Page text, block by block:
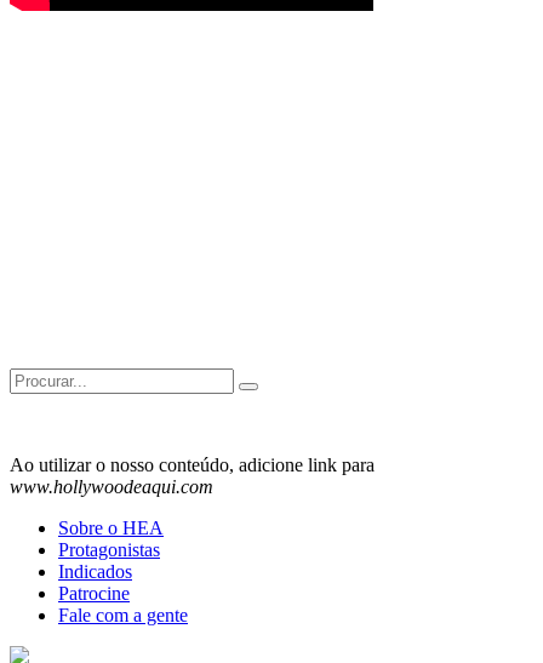
Search
for:
Ao utilizar o nosso conteúdo, adicione link para
www.hollywoodeaqui.com
Sobre o HEA
Protagonistas
Indicados
Patrocine
Fale com a gente